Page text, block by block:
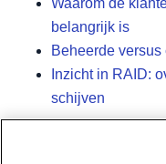
Waarom de
belangrijk is
Beheerde
Inzicht in RAID:
schijven